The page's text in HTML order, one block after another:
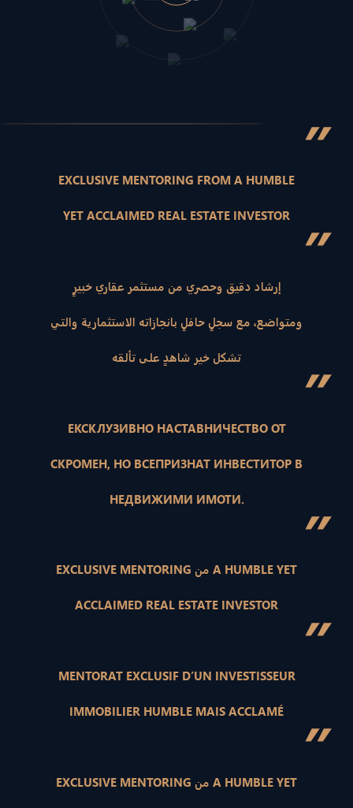
”
EXCLUSIVE MENTORING FROM A HUMBLE
YET ACCLAIMED REAL ESTATE INVESTOR ” إرشاد دقيق وحصري من مستثمر عقاري خبيرٍ
ومتواضع، مع سجلٍ حافلٍ بانجازاته الاستثمارية والتي
تشكل خير شاهدٍ على تألقه ”
ЕКСКЛУЗИВНО НАСТАВНИЧЕСТВО ОТ
СКРОМЕН, НО ВСЕПРИЗНАТ ИНВЕСТИТОР В
НЕДВИЖИМИ ИМОТИ. ” EXCLUSIVE MENTORING من A HUMBLE YET
ACCLAIMED REAL ESTATE INVESTOR ”
MENTORAT EXCLUSIF D’UN INVESTISSEUR
IMMOBILIER HUMBLE MAIS ACCLAMÉ ” EXCLUSIVE MENTORING من A HUMBLE YET